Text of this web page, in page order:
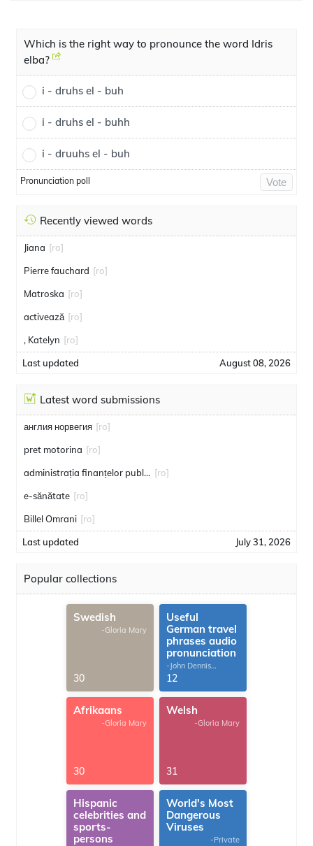
Which is the right way to pronounce the word Idris
elba?
i - druhs el - buh
i - druhs el - buhh
i - druuhs el - buh
Pronunciation poll Vote
Recently viewed words
Jiana [ro]
Pierre fauchard [ro]
Matroska [ro]
activează [ro]
, Katelyn [ro]
Last updated August 08, 2026
Latest word submissions
англия норвегия [ro]
pret motorina [ro]
administrația finanțelor publice [ro]
e-sănătate [ro]
Billel Omrani [ro]
Last updated July 31, 2026
Popular collections
Swedish
-Gloria Mary
30
Useful
German travel
phrases audio
pronunciation
-John Dennis
G.Thomas
12
Afrikaans
-Gloria Mary
30
Welsh
-Gloria Mary
31
Hispanic
celebrities and
sports-
persons
World's Most
Dangerous
Viruses
-Private